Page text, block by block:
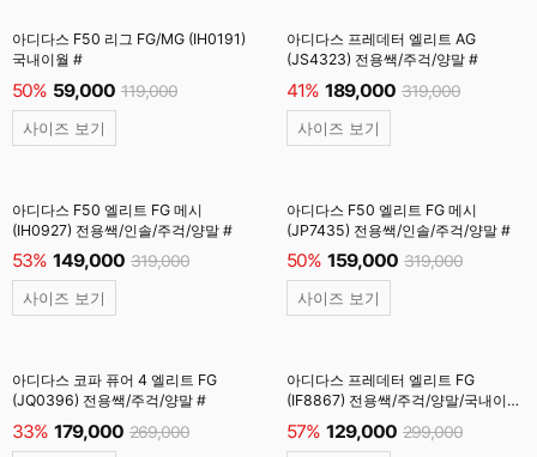
아디다스 F50 리그 FG/MG (IH0191)
국내이월 #
50% 59,000 119,000
사이즈 보기
아디다스 프레데터 엘리트 AG
(JS4323) 전용쌕/주걱/양말 #
41% 189,000 319,000
사이즈 보기
아디다스 F50 엘리트 FG 메시
(IH0927) 전용쌕/인솔/주걱/양말 #
53% 149,000 319,000
사이즈 보기
아디다스 F50 엘리트 FG 메시
(JP7435) 전용쌕/인솔/주걱/양말 #
50% 159,000 319,000
사이즈 보기
아디다스 코파 퓨어 4 엘리트 FG
(JQ0396) 전용쌕/주걱/양말 #
33% 179,000 269,000
아디다스 프레데터 엘리트 FG
(IF8867) 전용쌕/주걱/양말/국내이월
#
57% 129,000 299,000